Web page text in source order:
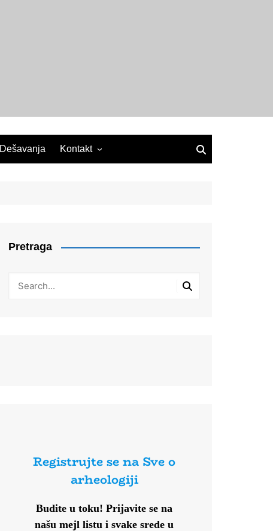
Dešavanja Kontakt
Pretraga
Registrujte se na Sve o
arheologiji
Budite u toku! Prijavite se na
našu mejl listu i svake srede u